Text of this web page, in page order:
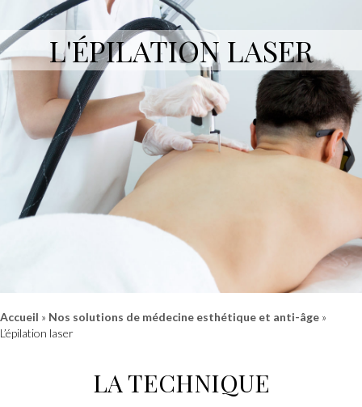
L'ÉPILATION LASER
Accueil » Nos solutions de médecine esthétique et anti-âge »
L’épilation laser
LA TECHNIQUE